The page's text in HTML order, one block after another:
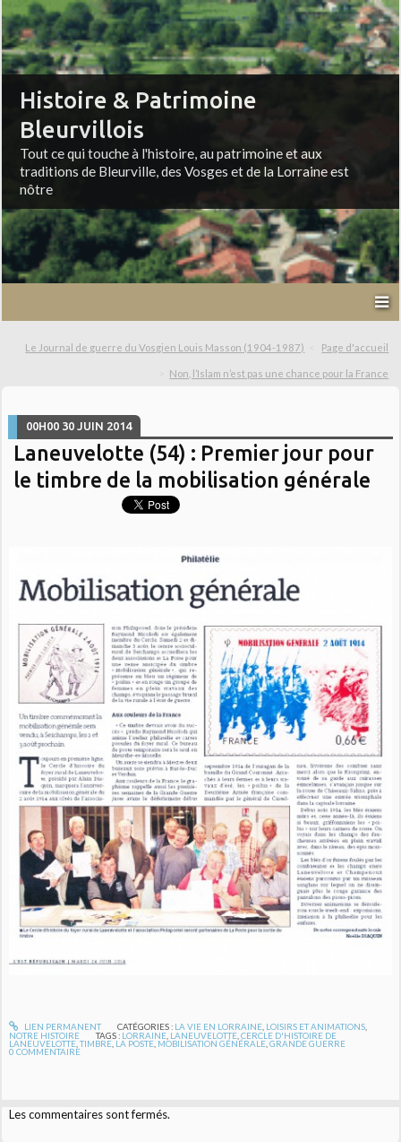
Histoire & Patrimoine
Bleurvillois
Tout ce qui touche à l'histoire, au patrimoine et aux
traditions de Bleurville, des Vosges et de la Lorraine est
nôtre
Le Journal de guerre du Vosgien Louis Masson (1904-1987) Page d'accueil
Non, l’Islam n’est pas une chance pour la France
00H00 30 JUIN 2014
Laneuvelotte (54) : Premier jour pour
le timbre de la mobilisation générale
LIEN PERMANENT CATÉGORIES : LA VIE EN LORRAINE, LOISIRS ET ANIMATIONS,
NOTRE HISTOIRE
TAGS : LORRAINE LANEUVELOTTE ,CERCLE D'HISTOIRE DE
LANEUVELOTTE ,TIMBRE LA POSTE MOBILISATION GÉNÉRALE ,GRANDE GUERRE
0 COMMENTAIRE
Les commentaires sont fermés.